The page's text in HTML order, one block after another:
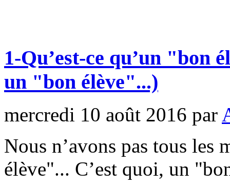
1-Qu’est-ce qu’un "bon
un "bon élève"...)
mercredi 10 août 2016 par
Nous n’avons pas tous les
élève"... C’est quoi, un